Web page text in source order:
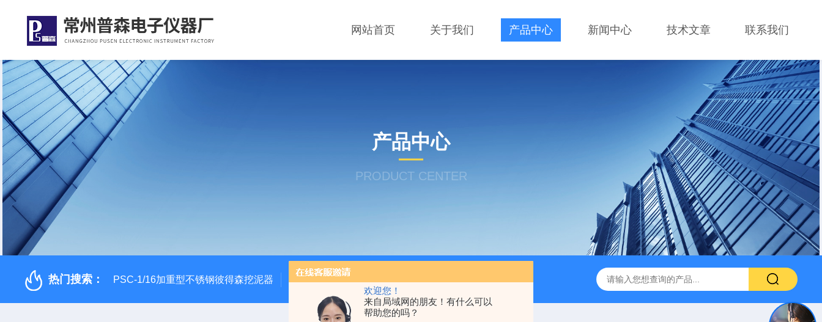
欢迎您！
来自局域网的朋友！有什么可以
帮助您的吗？
网站首页 关于我们 产品中心 新闻中心 技术文章 联系我们
产品中心
PRODUCT CENTER
热门搜索： PSC-1/16加重型不锈钢彼得森挖泥器 Beeker型沉积物原状采样器（柱状底泥采样器） PS-TQS浅水型浮游生物网 PST-DD电动土壤采样器 PSC-26便